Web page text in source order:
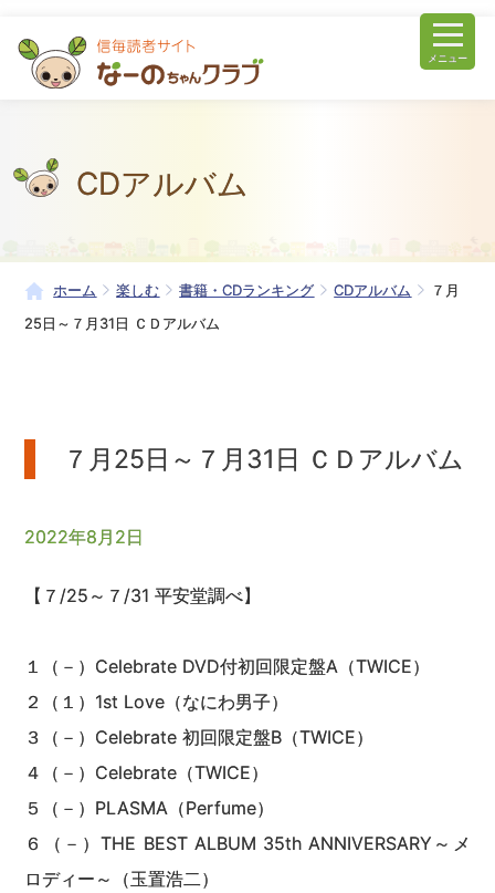
メニュー
CDアルバム
ホーム 楽しむ 書籍・CDランキング CDアルバム
７月
25日～７月31日 ＣＤアルバム
７月25日～７月31日 ＣＤアルバム
2022年8月2日
【７/25～７/31 平安堂調べ】
１（－）Celebrate DVD付初回限定盤A（TWICE）
２（１）1st Love（なにわ男子）
３（－）Celebrate 初回限定盤B（TWICE）
４（－）Celebrate（TWICE）
５（－）PLASMA（Perfume）
６（－）THE BEST ALBUM 35th ANNIVERSARY～メ
ロディー～（玉置浩二）